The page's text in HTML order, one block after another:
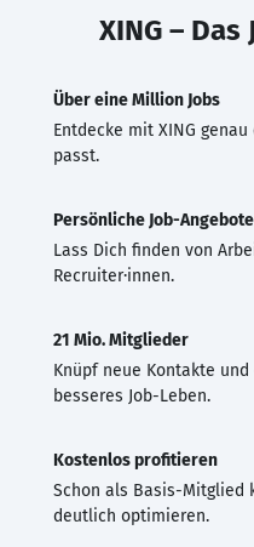
XING –
Über eine Million Jobs
Entdecke mit XING
passt.
Persönliche Job-Angebote
Lass Dich finden von
Recruiter·innen.
21 Mio. Mitglieder
Knüpf neue Kontakte
besseres Job-Leben.
Kostenlos profitieren
Schon als Basis-Mitglied
deutlich optimieren.